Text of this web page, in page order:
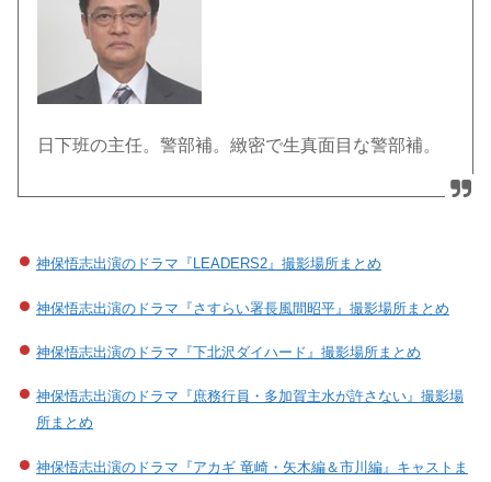
日下班の主任。警部補。緻密で生真面目な警部補。
神保悟志出演のドラマ『LEADERS2』撮影場所まとめ
神保悟志出演のドラマ『さすらい署長風間昭平』撮影場所まとめ
神保悟志出演のドラマ『下北沢ダイハード』撮影場所まとめ
神保悟志出演のドラマ『庶務行員・多加賀主水が許さない』撮影場
所まとめ
神保悟志出演のドラマ『アカギ 竜崎・矢木編＆市川編』キャストま